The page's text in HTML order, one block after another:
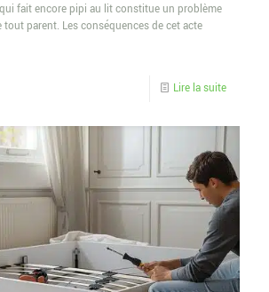
fait encore pipi au lit constitue un problème
parent. Les conséquences de cet acte
Lire la suite